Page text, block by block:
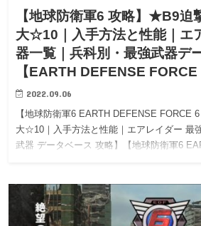
【地球防衛軍6 攻略】★B9迫
大☆10｜入手方法と性能｜エ
器一覧｜兵科別・最強武器デ
【EARTH DEFENSE FORCE
2022.09.06
【地球防衛軍6 EARTH DEFENSE FORCE
大☆10｜入手方法と性能｜エアレイダー 最
武器 データベース 攻略】【地球防衛軍6